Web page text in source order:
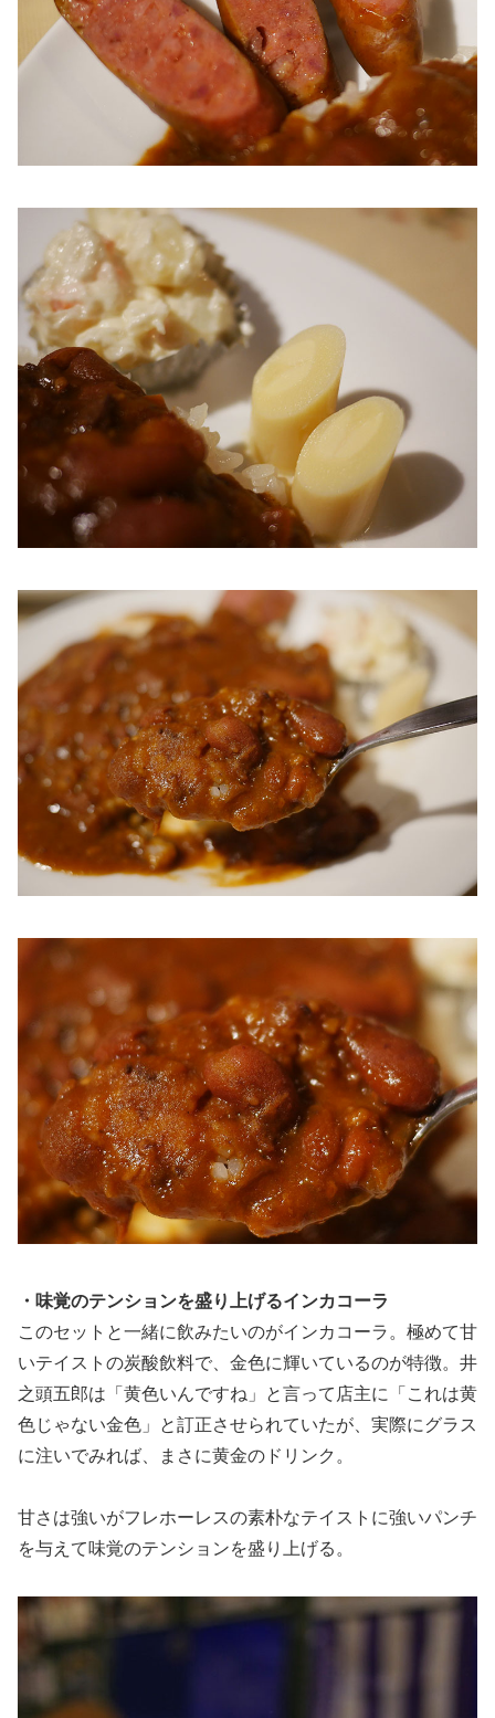
・味覚のテンションを盛り上げるインカコーラ
このセットと一緒に飲みたいのがインカコーラ。極めて甘
いテイストの炭酸飲料で、金色に輝いているのが特徴。井
之頭五郎は「黄色いんですね」と言って店主に「これは黄
色じゃない金色」と訂正させられていたが、実際にグラス
に注いでみれば、まさに黄金のドリンク。
甘さは強いがフレホーレスの素朴なテイストに強いパンチ
を与えて味覚のテンションを盛り上げる。